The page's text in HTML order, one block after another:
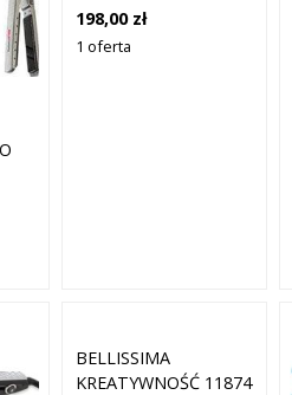
198,00 zł
1 oferta
BELLISSIMA
KREATYWNOŚĆ 11874